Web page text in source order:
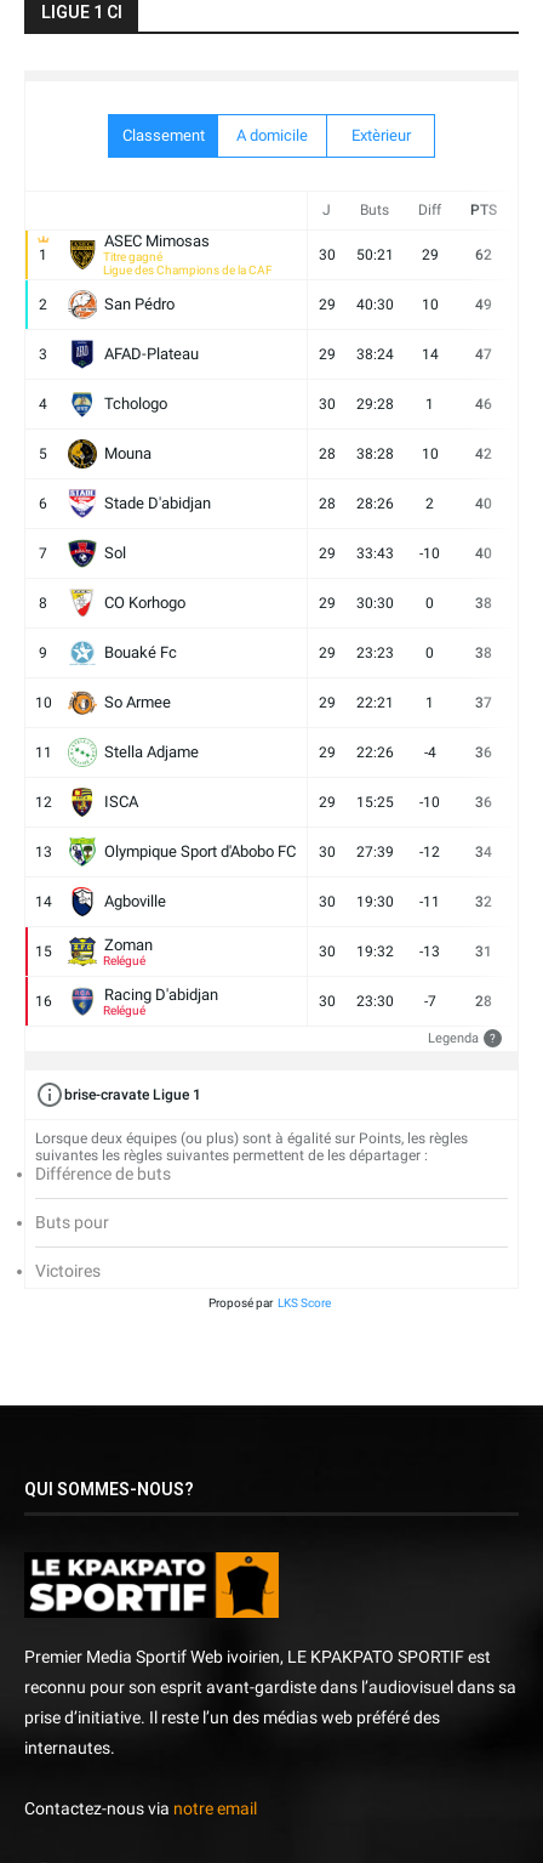
LIGUE 1 CI
Classement A domicile Extèrieur
J Buts Diff PTS
1
ASEC Mimosas
Titre gagné
Ligue des Champions de la CAF
30 50:21 29 62
2 San Pédro 29 40:30 10 49
3 AFAD-Plateau 29 38:24 14 47
4 Tchologo 30 29:28 1 46
5 Mouna 28 38:28 10 42
6 Stade D'abidjan 28 28:26 2 40
7 Sol 29 33:43 -10 40
8 CO Korhogo 29 30:30 0 38
9 Bouaké Fc 29 23:23 0 38
10 So Armee 29 22:21 1 37
11 Stella Adjame 29 22:26 -4 36
12 ISCA 29 15:25 -10 36
13 Olympique Sport d'Abobo FC 30 27:39 -12 34
14 Agboville 30 19:30 -11 32
15 Zoman
Relégué
30 19:32 -13 31
16 Racing D'abidjan
Relégué
30 23:30 -7 28
Legenda ?
brise-cravate Ligue 1
Lorsque deux équipes (ou plus) sont à égalité sur Points, les règles
suivantes les règles suivantes permettent de les départager :
Différence de buts
Buts pour
Victoires
Proposé par LKS Score
QUI SOMMES-NOUS?
Premier Media Sportif Web ivoirien, LE KPAKPATO SPORTIF est
reconnu pour son esprit avant-gardiste dans l’audiovisuel dans sa
prise d’initiative. Il reste l’un des médias web préféré des
internautes.
Contactez-nous via notre email